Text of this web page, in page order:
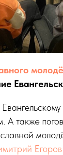
также
Егоров